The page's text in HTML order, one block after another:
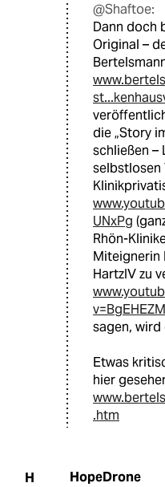
@Shaftoe:
Dann doch
Original –
die „Story
schließen –
selbstlosen
UNxPg
Rhön-
Miteignerin
HartzIV zu
sagen, wird
Etwas
hier
.htm
H HopeDrone